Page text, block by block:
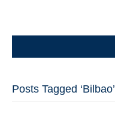
Posts Tagged ‘Bilbao’